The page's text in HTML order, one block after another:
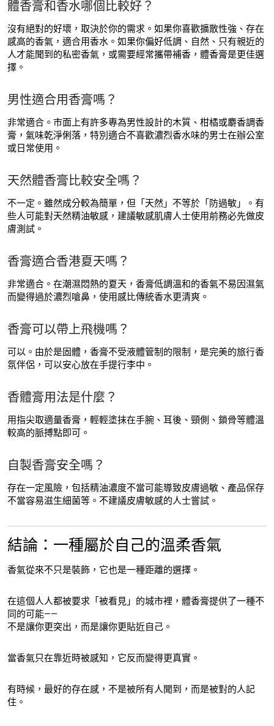
體香膏和香水哪個比較好？
沒有絕對的好壞，取決於你的需求。如果你喜歡擴散性強、存在
感高的香氣，適合用香水。如果你偏好低調、自然、只有親近的
人才能聞到的私密香氣，或需要經常攜帶補香，體香膏是更佳選
擇。
男性適合用香膏嗎？
非常適合。市面上有許多專為男性設計的木質、柑橘或麝香調香
膏，氣味乾淨俐落，特別適合不喜歡濃烈香水味的男士在辦公室
或日常使用。
天然體香膏比較安全嗎？
不一定。雖然成分較為簡單，但「天然」不等於「防過敏」。有
些人可能對天然精油敏感，建議敏感肌膚人士使用前務必先做皮
膚測試。
香膏適合香港夏天嗎？
非常適合。在潮濕悶熱的夏天，香膏低調溫和的香氣不易因濕氣
而變得過於濃烈嗆鼻，使用感比傳統香水更清爽。
香膏可以帶上飛機嗎？
可以。由於是固體，香膏不受液體管制的限制，是完美的旅行香
氛伴侶，可以安心放在手提行李中。
香體膏用法是什麼？
用指尖取適量香膏，輕輕塗抹在手腕、耳後、頸側、鎖骨等體溫
較高的脈搏點即可。
自製香膏安全嗎？
存在一定風險，包括精油濃度不當可能導致皮膚過敏、產品保存
不當容易滋生細菌等。不建議皮膚敏感的人士嘗試。
結論：一種屬於自己的溫柔香氣
香氣從來不只是裝飾，它也是一種距離的選擇。
在這個人人都被要求「被看見」的城市裡，體香膏提供了一種不
同的可能——
不是讓你更突出，而是讓你更貼近自己。
當香氣只在靠近時被感知，它反而變得更真實。
有時候，最好的存在感，不是被所有人聞到，而是被對的人記
住。